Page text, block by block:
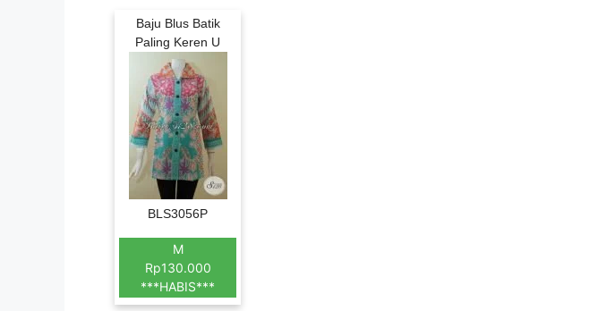
Baju Blus Batik
Paling Keren U
BLS3056P
M
Rp130.000
***HABIS***